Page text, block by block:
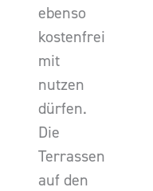
ebenso
kostenfrei
mit
nutzen
dürfen.
Die
Terrassen
auf den